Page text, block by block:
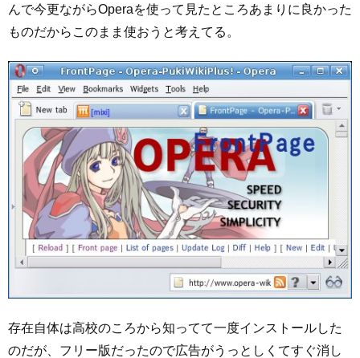
んで今更ながらOperaを使って見たところあまりに良かった
ものだからこのまま使おうと考えてる。
存在自体は高校のころから知ってて一度インストールした
のだが、フリー版だったので広告がうっとしくてすぐ消し